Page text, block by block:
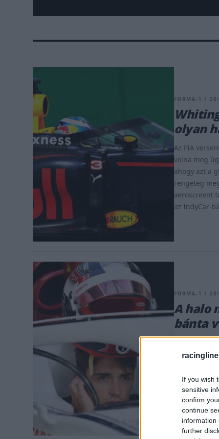
If you wish
sensitive
confirm
continue
information
further
FORMA-1 /
olyan
Az FIA
volna meg
ahogy azt a
rengeteg
aeroscreent
az IndyCar-
FORMA-1 /
A halo
bánta
nélkül
balesete
jelenléte